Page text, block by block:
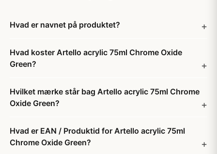
Hvad er navnet på produktet?
Hvad koster Artello acrylic 75ml Chrome Oxide
Green?
Hvilket mærke står bag Artello acrylic 75ml Chrome
Oxide Green?
Hvad er EAN / Produktid for Artello acrylic 75ml
Chrome Oxide Green?